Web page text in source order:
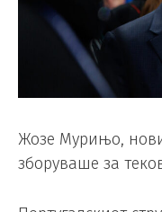
Жозе Мурињо,
зборуваше за